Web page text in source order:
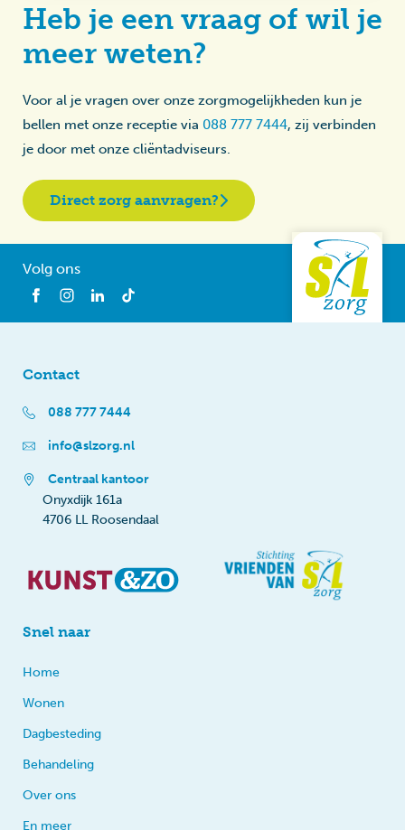
Heb je een vraag of wil je
meer weten?
Voor al je vragen over onze zorgmogelijkheden kun je
bellen met onze receptie via 088 777 7444, zij verbinden
je door met onze cliëntadviseurs.
Direct zorg aanvragen?
Volg ons
Contact
088 777 7444
info@slzorg.nl
Centraal kantoor
Onyxdijk 161a
4706 LL Roosendaal
Snel naar
Home
Wonen
Dagbesteding
Behandeling
Over ons
En meer